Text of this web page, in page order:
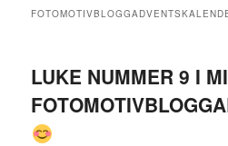
LUKE NUMMER 9 I